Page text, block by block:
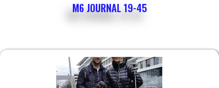
M6 JOURNAL 19-45